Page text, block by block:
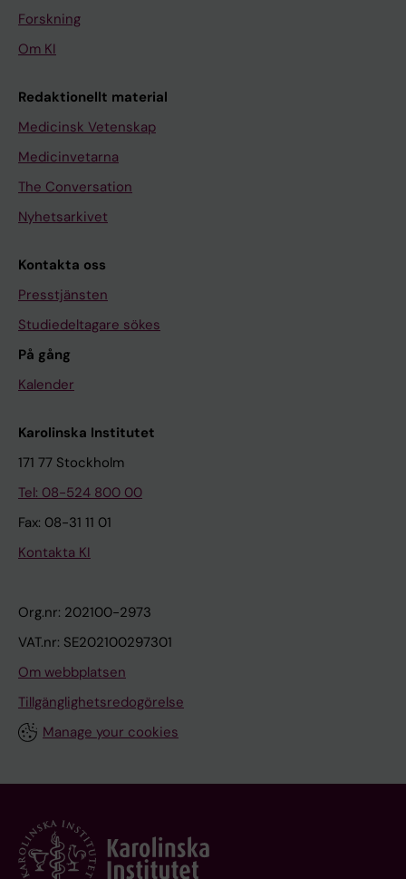
Forskning
Om KI
Redaktionellt material
Medicinsk Vetenskap
Medicinvetarna
The Conversation
Nyhetsarkivet
Kontakta oss
Presstjänsten
Studiedeltagare sökes
På gång
Kalender
Karolinska Institutet
171 77 Stockholm
Tel: 08-524 800 00
Fax: 08-31 11 01
Kontakta KI
Org.nr: 202100-2973
VAT.nr: SE202100297301
Om webbplatsen
Tillgänglighetsredogörelse
Manage your cookies